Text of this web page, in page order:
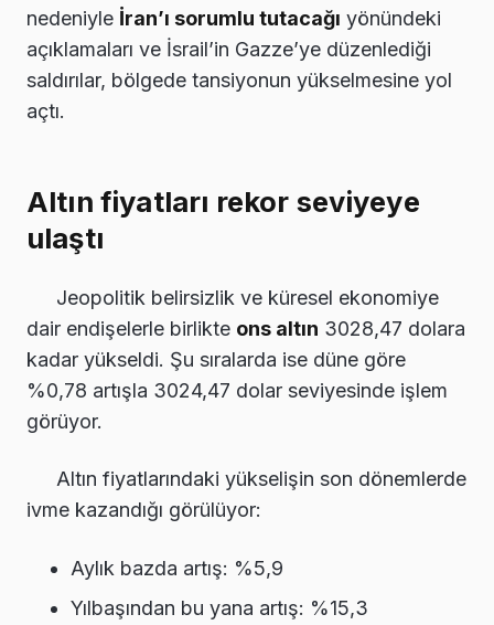
nedeniyle İran’ı sorumlu tutacağı yönündeki
açıklamaları ve İsrail’in Gazze’ye düzenlediği
saldırılar, bölgede tansiyonun yükselmesine yol
açtı.
Altın fiyatları rekor seviyeye
ulaştı
Jeopolitik belirsizlik ve küresel ekonomiye
dair endişelerle birlikte ons altın 3028,47 dolara
kadar yükseldi. Şu sıralarda ise düne göre
%0,78 artışla 3024,47 dolar seviyesinde işlem
görüyor.
Altın fiyatlarındaki yükselişin son dönemlerde
ivme kazandığı görülüyor:
Aylık bazda artış: %5,9
Yılbaşından bu yana artış: %15,3